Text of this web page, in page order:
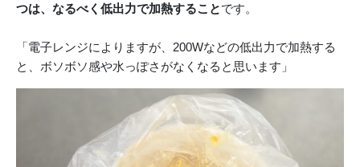
つは、なるべく低出力で加熱することです。
「電子レンジによりますが、200Wなどの低出力で加熱する
と、ボソボソ感や水っぽさがなくなると思います」